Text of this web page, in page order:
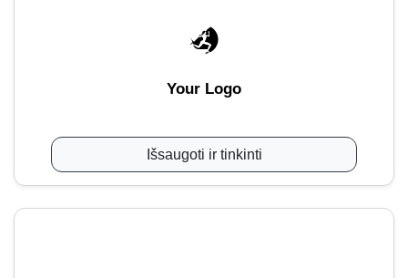
Your Logo
Išsaugoti ir tinkinti